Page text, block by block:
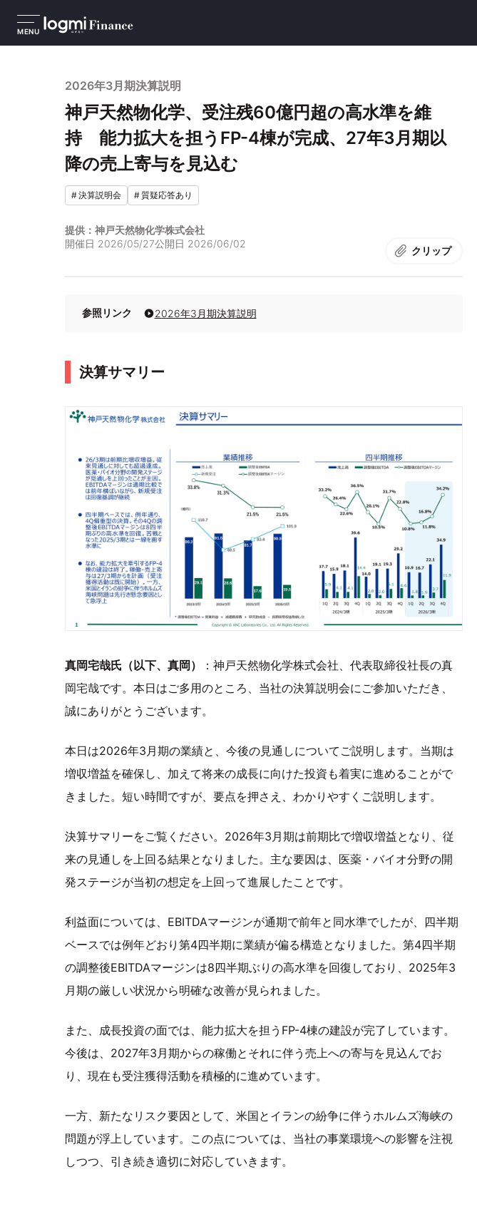
MENU
2026年3月期決算説明
神戸天然物化学、受注残60億円超の高水準を維
持 能力拡大を担うFP-4棟が完成、27年3月期以
降の売上寄与を見込む
#決算説明会 #質疑応答あり
提供：神戸天然物化学株式会社
開催日 2026/05/27公開日 2026/06/02
クリップ
参照リンク 2026年3月期決算説明
決算サマリー
真岡宅哉氏（以下、真岡）
：神戸天然物化学株式会社、代表取締役社長の真
岡宅哉です。本日はご多用のところ、当社の決算説明会にご参加いただき、
誠にありがとうございます。
本日は2026年3月期の業績と、今後の見通しについてご説明します。当期は
増収増益を確保し、加えて将来の成長に向けた投資も着実に進めることがで
きました。短い時間ですが、要点を押さえ、わかりやすくご説明します。
決算サマリーをご覧ください。2026年3月期は前期比で増収増益となり、従
来の見通しを上回る結果となりました。主な要因は、医薬・バイオ分野の開
発ステージが当初の想定を上回って進展したことです。
利益面については、EBITDAマージンが通期で前年と同水準でしたが、四半期
ベースでは例年どおり第4四半期に業績が偏る構造となりました。第4四半期
の調整後EBITDAマージンは8四半期ぶりの高水準を回復しており、2025年3
月期の厳しい状況から明確な改善が見られました。
また、成長投資の面では、能力拡大を担うFP-4棟の建設が完了しています。
今後は、2027年3月期からの稼働とそれに伴う売上への寄与を見込んでお
り、現在も受注獲得活動を積極的に進めています。
一方、新たなリスク要因として、米国とイランの紛争に伴うホルムズ海峡の
問題が浮上しています。この点については、当社の事業環境への影響を注視
しつつ、引き続き適切に対応していきます。